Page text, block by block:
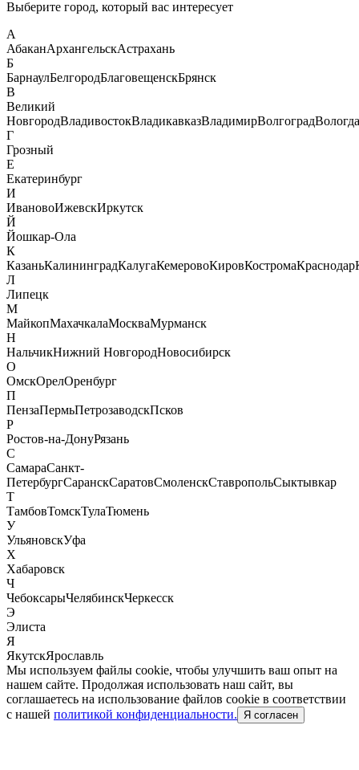
Выберите город, который вас интересует
А
АбаканАрхангельскАстрахань
Б
БарнаулБелгородБлаговещенскБрянск
В
Великий
НовгородВладивостокВладикавказВладимирВолгоградВологда
Г
Грозный
Е
Екатеринбург
И
ИвановоИжевскИркутск
Й
Йошкар-Ола
К
КазаньКалининградКалугаКемеровоКировКостромаКраснодар
Л
Липецк
М
МайкопМахачкалаМоскваМурманск
Н
НальчикНижний НовгородНовосибирск
О
ОмскОрелОренбург
П
ПензаПермьПетрозаводскПсков
Р
Ростов-на-ДонуРязань
С
СамараСанкт-
ПетербургСаранскСаратовСмоленскСтавропольСыктывкар
Т
ТамбовТомскТулаТюмень
У
УльяновскУфа
Х
Хабаровск
Ч
ЧебоксарыЧелябинскЧеркесск
Э
Элиста
Я
ЯкутскЯрославль
Мы используем файлы cookie, чтобы улучшить ваш опыт на
нашем сайте. Продолжая использовать наш сайт, вы
соглашаетесь на использование файлов cookie в соответствии
с нашей политикой конфиденциальности. Я согласен